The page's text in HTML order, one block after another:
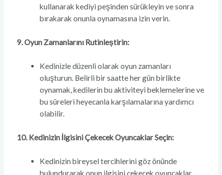
kullanarak kediyi peşinden sürükleyin ve sonra
bırakarak onunla oynamasına izin verin.
9. Oyun Zamanlarını Rutinleştirin:
Kedinizle düzenli olarak oyun zamanları
oluşturun. Belirli bir saatte her gün birlikte
oynamak, kedilerin bu aktiviteyi beklemelerine ve
bu süreleri heyecanla karşılamalarına yardımcı
olabilir.
10. Kedinizin İlgisini Çekecek Oyuncaklar Seçin:
Kedinizin bireysel tercihlerini göz önünde